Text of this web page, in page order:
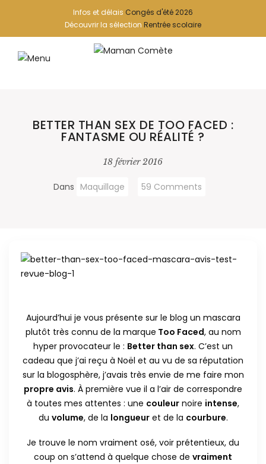
Infos et délais Congés d'été 2026
Découvrir la sélection Rentrée scolaire
BETTER THAN SEX DE TOO FACED :
FANTASME OU RÉALITÉ ?
18 février 2016
Dans Maquillage 59 Comments
Aujourd’hui je vous présente sur le blog un mascara
plutôt très connu de la marque Too Faced, au nom
hyper provocateur le : Better than sex. C’est un
cadeau que j’ai reçu à Noël et au vu de sa réputation
sur la blogosphère, j’avais très envie de me faire mon
propre avis. À première vue il a l’air de correspondre
à toutes mes attentes : une couleur noire intense,
du volume, de la longueuret de la courbure.
Je trouve le nom vraiment osé, voir prétentieux, du
coup on s’attend à quelque chose de vraiment